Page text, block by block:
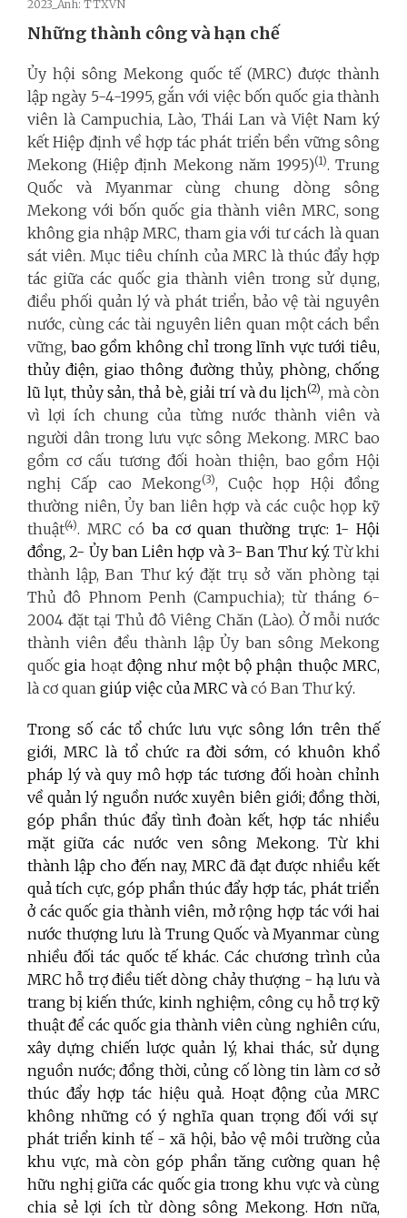
2023_Ảnh: TTXVN
Những thành công và hạn chế
Ủy hội sông Mekong quốc tế (MRC) được thành
lập ngày 5-4-1995, gắn với việc bốn quốc gia thành
viên là Campuchia, Lào, Thái Lan và Việt Nam ký
kết Hiệp định về hợp tác phát triển bền vững sông
Mekong (Hiệp định Mekong năm 1995)(1). Trung
Quốc và Myanmar cùng chung dòng sông
Mekong với bốn quốc gia thành viên MRC, song
không gia nhập MRC, tham gia với tư cách là quan
sát viên. Mục tiêu chính của MRC là thúc đẩy hợp
tác giữa các quốc gia thành viên trong sử dụng,
điều phối quản lý và phát triển, bảo vệ tài nguyên
nước, cùng các tài nguyên liên quan một cách bền
vững, bao gồm không chỉ trong lĩnh vực tưới tiêu,
thủy điện, giao thông đường thủy, phòng, chống
lũ lụt, thủy sản, thả bè, giải trí và du lịch(2), mà còn
vì lợi ích chung của từng nước thành viên và
người dân trong lưu vực sông Mekong. MRC bao
gồm cơ cấu tương đối hoàn thiện, bao gồm Hội
nghị Cấp cao Mekong(3), Cuộc họp Hội đồng
thường niên, Ủy ban liên hợp và các cuộc họp kỹ
thuật(4). MRC có ba cơ quan thường trực: 1- Hội
đồng, 2- Ủy ban Liên hợp và 3- Ban Thư ký. Từ khi
thành lập, Ban Thư ký đặt trụ sở văn phòng tại
Thủ đô Phnom Penh (Campuchia); từ tháng 6-
2004 đặt tại Thủ đô Viêng Chăn (Lào). Ở mỗi nước
thành viên đều thành lập Ủy ban sông Mekong
quốcgia hoạtđộng như một bộ phận thuộc MRC,
là cơ quan giúp việc của MRC và có Ban Thư ký.
Trong số các tổ chức lưu vực sông lớn trên thế
giới, MRC là tổ chức ra đời sớm, có khuôn khổ
pháp lý và quy mô hợp tác tương đối hoàn chỉnh
về quản lý nguồn nước xuyên biên giới; đồng thời,
góp phần thúc đẩy tình đoàn kết, hợp tác nhiều
mặt giữa các nước ven sông Mekong. Từ khi
thành lập cho đến nay,MRC đã đạt được nhiều kết
quả tích cực, góp phần thúc đẩy hợp tác, phát triển
ở các quốc gia thành viên, mở rộng hợp tác với hai
nước thượng lưu là Trung Quốc và Myanmar cùng
nhiều đối tác quốc tế khác.Các chương trình của
MRC hỗ trợ điều tiết dòng chảy thượng - hạ lưu và
trang bị kiến thức, kinh nghiệm, công cụ hỗ trợ kỹ
thuật để các quốc gia thành viên cùng nghiên cứu,
xây dựng chiến lược quản lý, khai thác, sử dụng
nguồn nước; đồng thời, củng cố lòng tin làm cơ sở
thúc đẩy hợp tác hiệu quả. Hoạt động của MRC
không những có ý nghĩa quan trọng đối với sự
phát triển kinh tế - xã hội, bảo vệ môi trường của
khu vực, mà còn góp phần tăng cường quan hệ
hữu nghị giữa các quốc gia trong khu vực và cùng
chia sẻ lợi ích từ dòng sông Mekong.Hơn nữa,